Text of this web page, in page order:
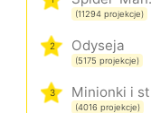
(11294 projekcje)
2 Odyseja
(5175 projekcje)
3 Minionki i
(4016 projekcje)